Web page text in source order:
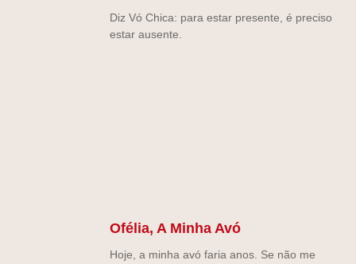
Diz Vó Chica: para estar presente, é preciso
estar ausente.
Ofélia, A Minha Avó
Hoje, a minha avó faria anos. Se não me